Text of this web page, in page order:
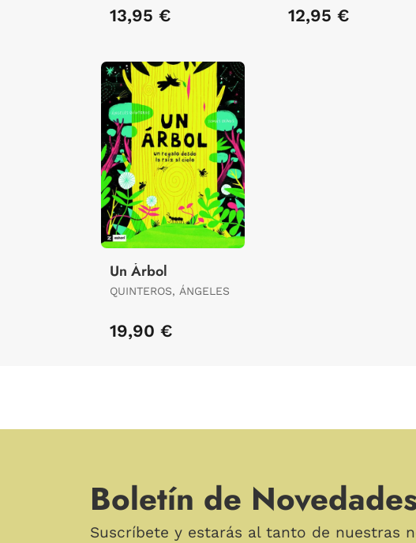
13,95 € 12,95 €
Un Árbol
QUINTEROS, ÁNGELES
19,90 €
Boletín de
Suscríbete y estarás al tanto de nuestras